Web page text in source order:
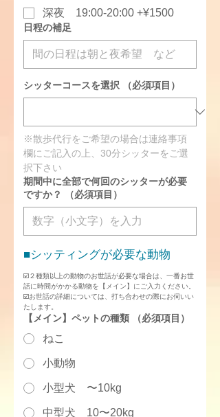
深夜 19:00-20:00 +¥1500
日程の補足
シッターコースを選択 （必須項目）
※散歩代行をご希望の場合は連絡事項
欄にご記入の上、30分シッターをご選
択下さい
期間中に全部で何回のシッターが必要
ですか？
（必須項目）
■シッティングが必要な動物
☑️２種類以上の動物のお世話が必要な場合は、一番お世
話に時間がかかる動物を【メイン】にご入力ください。
☑️お世話の詳細については、打ち合わせの際にお伺いい
たします。
【メイン】ペットの種類 （必須項目）
ねこ
小動物
小型犬 〜10kg
中型犬 10〜20kg